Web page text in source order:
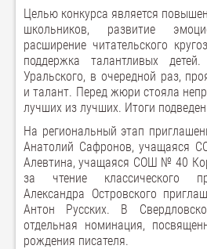
Целью конкурса является
школьников, развитие
расширение читательского
поддержка талантливых
Уральского, в очередной раз,
и талант. Перед жюри стояла
лучших из лучших. Итоги
На региональный этап
Анатолий Сафронов, учащаяся
Алевтина, учащаяся СОШ № 40
за чтение классического
Александра Островского
Антон Русских. В
отдельная номинация,
рождения писателя.